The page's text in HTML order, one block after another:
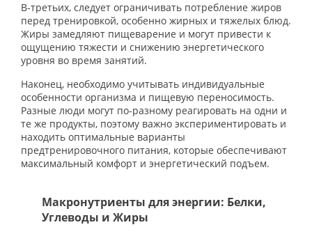
В-третьих, следует ограничивать потребление жиров
перед тренировкой, особенно жирных и тяжелых блюд.
Жиры замедляют пищеварение и могут привести к
ощущению тяжести и снижению энергетического
уровня во время занятий.
Наконец, необходимо учитывать индивидуальные
особенности организма и пищевую переносимость.
Разные люди могут по-разному реагировать на одни и
те же продукты, поэтому важно экспериментировать и
находить оптимальные варианты
предтренировочного питания, которые обеспечивают
максимальный комфорт и энергетический подъем.
Макронутриенты для энергии: Белки,
Углеводы и Жиры